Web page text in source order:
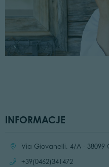
INFORMACJE
Location:Via Giovanelli, 4/A - 38099
Call:
+39(0462)341472